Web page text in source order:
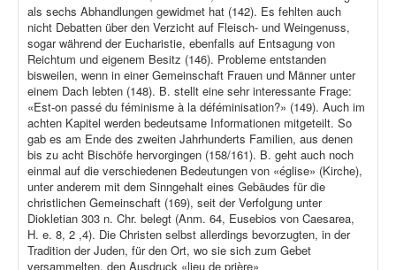
als sechs Abhandlungen gewidmet hat (142). Es fehlten auch
nicht Debatten über den Verzicht auf Fleisch- und Weingenuss,
sogar während der Eucharistie, ebenfalls auf Entsagung von
Reichtum und eigenem Besitz (146). Probleme entstanden
bisweilen, wenn in einer Gemeinschaft Frauen und Männer unter
einem Dach lebten (148). B. stellt eine sehr interessante Frage:
«Est-on passé du féminisme à la déféminisation?» (149). Auch im
achten Kapitel werden bedeutsame Informationen mitgeteilt. So
gab es am Ende des zweiten Jahrhunderts Familien, aus denen
bis zu acht Bischöfe hervorgingen (158/161). B. geht auch noch
einmal auf die verschiedenen Bedeutungen von «église» (Kirche),
unter anderem mit dem Sinngehalt eines Gebäudes für die
christlichen Gemeinschaft (169), seit der Verfolgung unter
Diokletian 303 n. Chr. belegt (Anm. 64, Eusebios von Caesarea,
H. e. 8, 2 ,4). Die Christen selbst allerdings bevorzugten, in der
Tradition der Juden, für den Ort, wo sie sich zum Gebet
versammelten, den Ausdruck «lieu de prière»